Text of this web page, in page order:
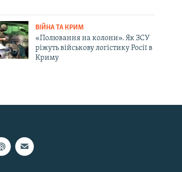
ВІЙНА ТА КРИМ
«Полювання на колони». Як ЗСУ
ріжуть військову логістику Росії в
Криму